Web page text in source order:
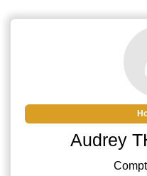
Google
Audrey